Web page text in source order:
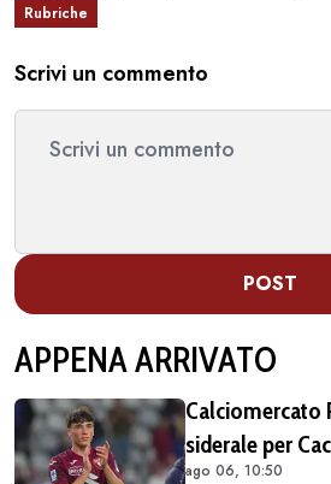
Rubriche
Scrivi un commento
POST
APPENA ARRIVATO
Calciomercato
siderale per
ago 06, 10:50